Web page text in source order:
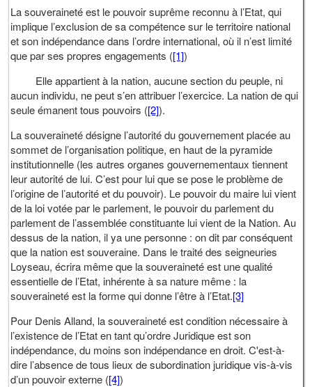
La souveraineté est le pouvoir suprême reconnu à l’Etat, qui
implique l’exclusion de sa compétence sur le territoire national
et son indépendance dans l’ordre international, où il n’est limité
que par ses propres engagements ([1])
Elle appartient à la nation, aucune section du peuple, ni
aucun individu, ne peut s’en attribuer l’exercice. La nation de qui
seule émanent tous pouvoirs ([2]).
La souveraineté désigne l’autorité du gouvernement placée au
sommet de l’organisation politique, en haut de la pyramide
institutionnelle (les autres organes gouvernementaux tiennent
leur autorité de lui. C’est pour lui que se pose le problème de
l’origine de l’autorité et du pouvoir). Le pouvoir du maire lui vient
de la loi votée par le parlement, le pouvoir du parlement du
parlement de l’assemblée constituante lui vient de la Nation. Au
dessus de la nation, il ya une personne : on dit par conséquent
que la nation est souveraine. Dans le traité des seigneuries
Loyseau, écrira même que la souveraineté est une qualité
essentielle de l’Etat, inhérente à sa nature même : la
souveraineté est la forme qui donne l’être à l’Etat.[3]
Pour Denis Alland, la souveraineté est condition nécessaire à
l’existence de l’Etat en tant qu’ordre Juridique est son
indépendance, du moins son indépendance en droit. C'est-à-
dire l’absence de tous lieux de subordination juridique vis-à-vis
d’un pouvoir externe ([4])